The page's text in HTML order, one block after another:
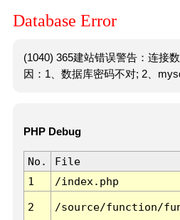
Database Error
(1040) 365建站错误警告：连接
因：1、数据库密码不对; 2、
PHP Debug
No. File
1
/index.php
2 /source/function/